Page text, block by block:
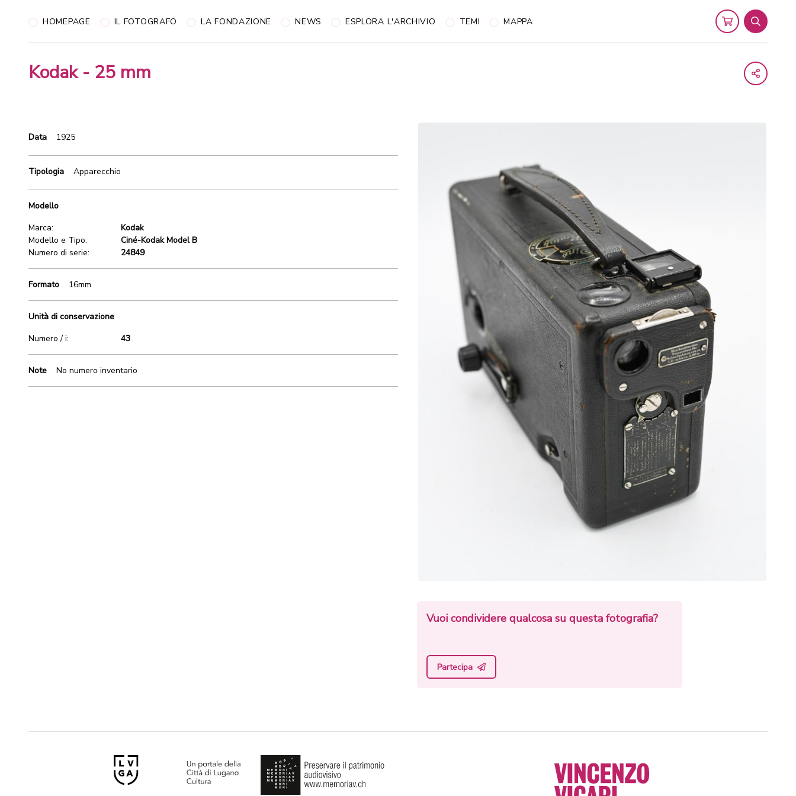
HOMEPAGE IL FOTOGRAFO LA FONDAZIONE NEWS ESPLORA L'ARCHIVIO TEMI MAPPA Cart Search
Kodak - 25 mm
Data 1925
Tipologia Apparecchio
Modello
Marca:
Kodak
Modello e Tipo:
Ciné-Kodak Model B
Numero di serie:
24849
Formato 16mm
Unità di conservazione
Numero / i:
43
Note No numero inventario
Vuoi condividere qualcosa su questa fotografia?
Partecipa